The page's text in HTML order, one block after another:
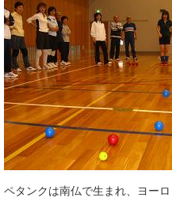
ペタンクは南仏で生まれ、ヨー